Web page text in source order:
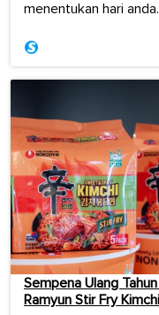
menentukan hari anda.
Sempena Ulang
Ramyun Stir Fry